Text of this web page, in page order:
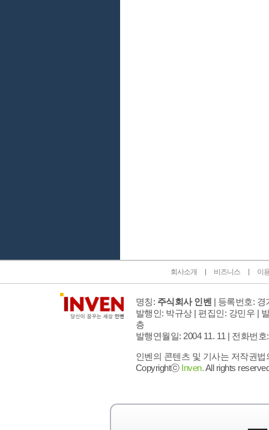
회사소개 비즈니스 이
명칭: 주식회사 인벤 | 등록번호: 경
발행인: 박규상 | 편집인: 강민우 |
층
발행연월일: 2004 11. 11 | 전화번호
인벤의 콘텐츠 및 기사는 저작권
Copyrightⓒ Inven.All rights